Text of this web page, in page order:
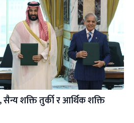
शक्ति तुर्की र आर्थिक शक्ति